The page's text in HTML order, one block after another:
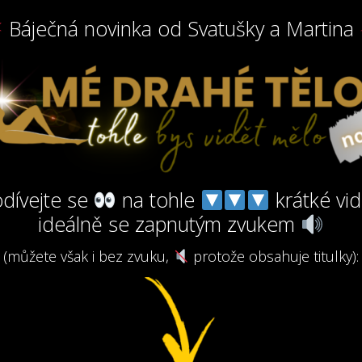
Báječná novinka od Svatušky a Martina
se na tohle
krátké
ideálně se zapnutým zvukem
(můžete však i bez zvuku, protože obsahuje titulky):